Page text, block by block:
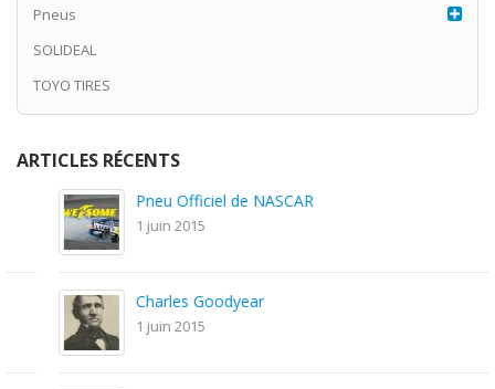
Pneus
SOLIDEAL
TOYO TIRES
ARTICLES RÉCENTS
Pneu Officiel de NASCAR
1 juin 2015
Charles Goodyear
1 juin 2015